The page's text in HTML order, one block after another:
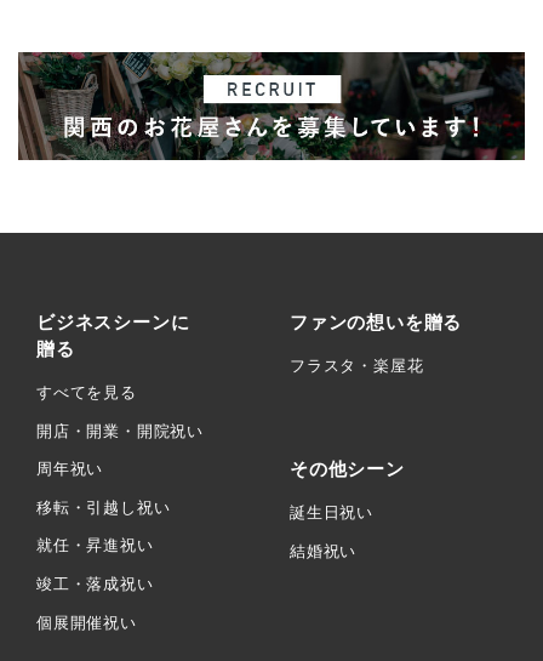
ビジネスシーンに
贈る
すべてを見る
開店・開業・開院祝い
周年祝い
移転・引越し祝い
就任・昇進祝い
竣工・落成祝い
個展開催祝い
ファンの想いを贈る
フラスタ・楽屋花
その他シーン
誕生日祝い
結婚祝い